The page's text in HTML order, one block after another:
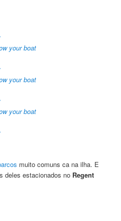
your boat
your boat
your boat
muito comuns ca na ilha. E
deles estacionados no Regent